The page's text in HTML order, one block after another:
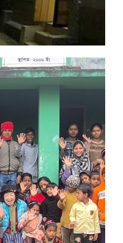
NO.6
사무실 포함하여 3칸 신축,